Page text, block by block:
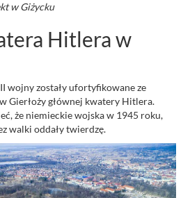
w Giżycku
Hitlera w
wojny zostały ufortyfikowane ze
Gierłoży głównej kwatery Hitlera.
że niemieckie wojska w 1945 roku,
walki oddały twierdzę.